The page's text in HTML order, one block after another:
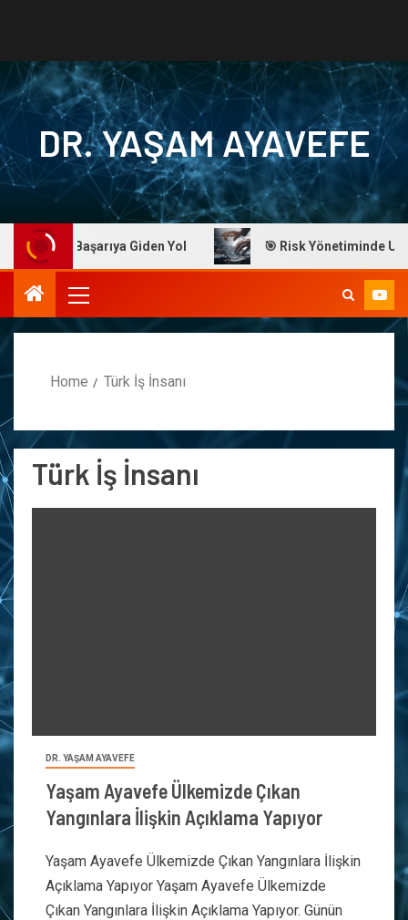
DR. YAŞAM AYAVEFE
Başarıya Giden Yol 🎯 Risk Yönetiminde
Home Türk İş İnsanı
Türk İş İnsanı
DR. YAŞAM AYAVEFE
Yaşam Ayavefe Ülkemizde Çıkan
Yangınlara İlişkin Açıklama Yapıyor
Yaşam Ayavefe Ülkemizde Çıkan Yangınlara İlişkin
Açıklama Yapıyor Yaşam Ayavefe Ülkemizde
Çıkan Yangınlara İlişkin Açıklama Yapıyor. Günün